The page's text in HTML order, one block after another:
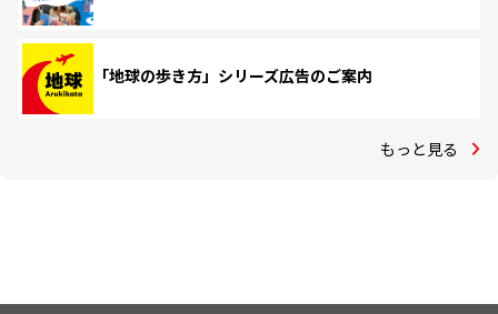
「地球の歩き方」シリーズ広告のご案内
もっと見る